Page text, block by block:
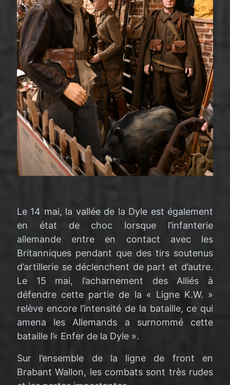
Le 14 mai, la vallée de la Dyle est également
en état de choc lorsque l’infanterie
allemande entre en contact avec les
Britanniques pendant que des tirs soutenus
d’artillerie se déclenchent de part et d’autre.
Le 15 mai, l’acharnement des Alliés à
défendre cette partie de la « Ligne K.W. »
relève encore l’intensité de la bataille, ce qui
amena les Allemands a surnommé cette
bataille l’« Enfer de la Dyle ».
Sur l’ensemble de la ligne de front en
Brabant Wallon, les combats sont très rudes